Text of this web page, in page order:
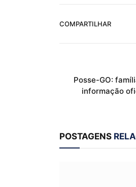
COMPARTILHAR
Posse-GO:
informação
POSTAGENS